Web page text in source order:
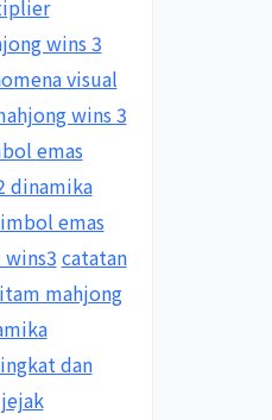
wins 3
visual
wins 3
emas
dinamika
emas
wins3 catatan
mahjong
dan
jejak